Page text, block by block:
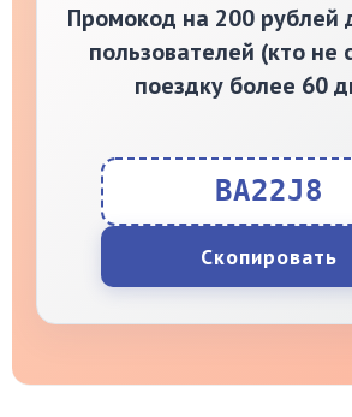
Промокод на 200 рублей
пользователей (кто не
поездку более 60
BA22J8
Скопировать